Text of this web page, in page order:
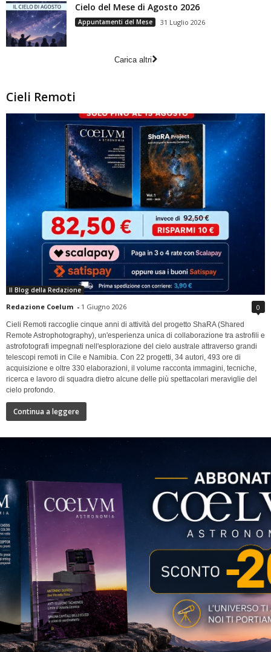
Cielo del Mese di Agosto 2026
Appuntamenti del Mese 31 Luglio 2026
Carica altri
Cieli Remoti
Il Blog della Redazione
Redazione Coelum - 1 Giugno 2026 0
Cieli Remoti raccoglie cinque anni di attività del progetto ShaRA (Shared
Remote Astrophotography), un'esperienza unica di collaborazione tra astrofili e
astrofotografi impegnati nell'esplorazione del cielo australe attraverso grandi
telescopi remoti in Cile e Namibia. Con 22 progetti, 34 autori, 493 ore di
acquisizione e oltre 330 elaborazioni, il volume racconta immagini, tecniche,
ricerca e lavoro di squadra dietro alcune delle più spettacolari meraviglie del
cielo profondo.
Continua a leggere